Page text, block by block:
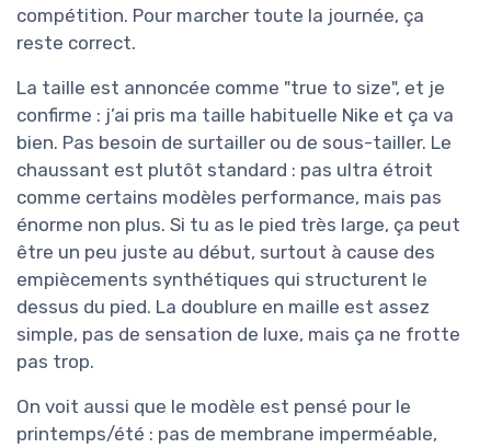
compétition. Pour marcher toute la journée, ça
reste correct.
La taille est annoncée comme "true to size", et je
confirme : j’ai pris ma taille habituelle Nike et ça va
bien. Pas besoin de surtailler ou de sous-tailler. Le
chaussant est plutôt standard : pas ultra étroit
comme certains modèles performance, mais pas
énorme non plus. Si tu as le pied très large, ça peut
être un peu juste au début, surtout à cause des
empiècements synthétiques qui structurent le
dessus du pied. La doublure en maille est assez
simple, pas de sensation de luxe, mais ça ne frotte
pas trop.
On voit aussi que le modèle est pensé pour le
printemps/été : pas de membrane imperméable,